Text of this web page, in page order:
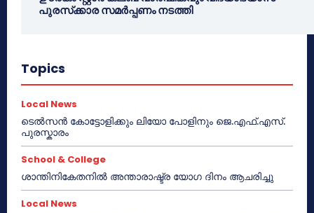
പുരസ്‌ക്കാര സമർപ്പണം നടത്തി
Topics
Local News
ടെൽസൻ കോട്ടോളിക്കും ലിയോ പോളിനും ജെ.എഫ്.എസ്.
പുരസ്കാരം
School & College
ശാന്തിനികേതനിൽ അന്താരാഷ്ട്ര യോഗ ദിനം ആചരിച്ചു
Local News